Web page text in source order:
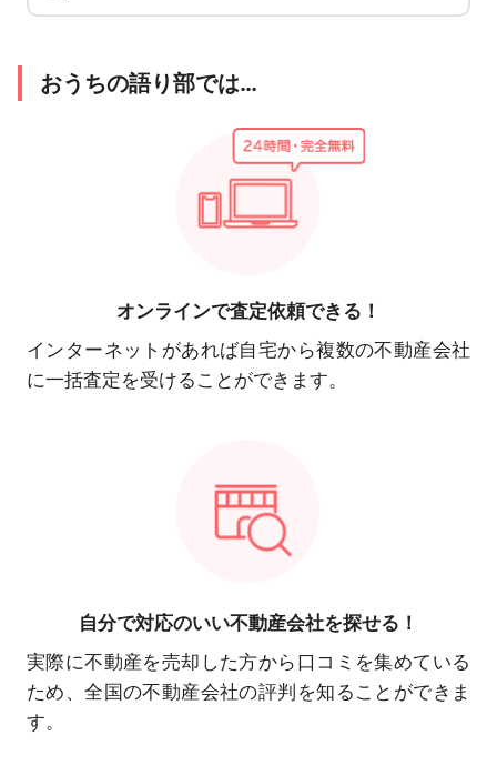
おうちの語り部では…
オンラインで査定依頼できる！
インターネットがあれば自宅から複数の不動産会社
に一括査定を受けることができます。
自分で対応のいい不動産会社を探せる！
実際に不動産を売却した方から口コミを集めている
ため、全国の不動産会社の評判を知ることができま
す。